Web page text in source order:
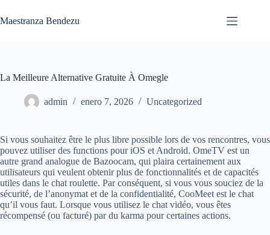
al
contenido
Maestranza Bendezu
La Meilleure Alternative Gratuite À Omegle
admin enero 7, 2026 Uncategorized
Si vous souhaitez être le plus libre possible lors de vos rencontres, vous
pouvez utiliser des functions pour iOS et Android. OmeTV est un
autre grand analogue de Bazoocam, qui plaira certainement aux
utilisateurs qui veulent obtenir plus de fonctionnalités et de capacités
utiles dans le chat roulette. Par conséquent, si vous vous souciez de la
sécurité, de l’anonymat et de la confidentialité, CooMeet est le chat
qu’il vous faut. Lorsque vous utilisez le chat vidéo, vous êtes
récompensé (ou facturé) par du karma pour certaines actions.